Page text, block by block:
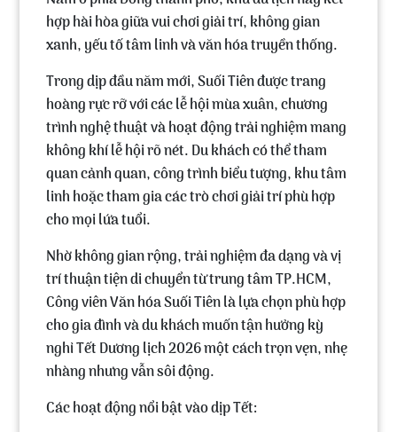
hợp hài hòa giữa vui chơi giải trí, không gian
xanh, yếu tố tâm linh và văn hóa truyền thống.
Trong dịp đầu năm mới, Suối Tiên được trang
hoàng rực rỡ với cáclễ hội mùa xuân,chương
trình nghệ thuậtvàhoạt động trải nghiệmmang
không khí lễ hội rõ nét. Du khách có thể tham
quan cảnh quan, công trình biểu tượng, khu tâm
linh hoặc tham gia các trò chơi giải trí phù hợp
cho mọi lứa tuổi.
Nhờ không gian rộng, trải nghiệm đa dạng và vị
trí thuận tiện di chuyển từ trung tâm TP.HCM,
Công viên Văn hóa Suối Tiên là lựa chọn phù hợp
cho gia đình và du khách muốn tận hưởng kỳ
nghỉ Tết Dương lịch 2026 một cách trọn vẹn, nhẹ
nhàng nhưng vẫn sôi động.
Các hoạt động nổi bật vào dịp Tết: